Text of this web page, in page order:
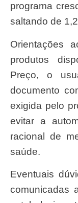
programa
saltando de
Orientações aos usuários – Para obter os
produtos
Preço, o
documento
exigida pelo
evitar a
racional de
saúde.
Eventuais dúvidas podem ser esclarecidas e
comunicadas